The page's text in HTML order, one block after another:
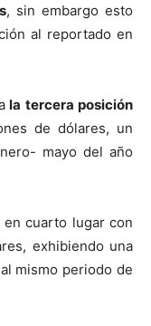
, sin embargo esto
al reportado en
la tercera posición
de dólares, un
mayo del año
cuarto lugar con
exhibiendo una
mismo periodo de